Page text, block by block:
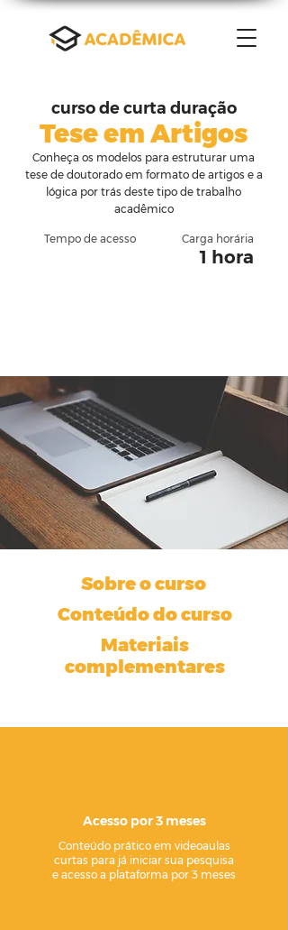
curso de curta duração
Tese em Artigos
Conheça os modelos para estruturar uma
tese de doutorado em formato de artigos e a
lógica por trás deste tipo de trabalho
acadêmico
Tempo de acesso Carga horária
1 hora
Sobre o curso
Conteúdo do curso
Materiais
complementares
Acesso por 3 meses
Conteúdo prático em videoaulas
curtas para já iniciar sua pesquisa
e acesso a plataforma por 3 meses